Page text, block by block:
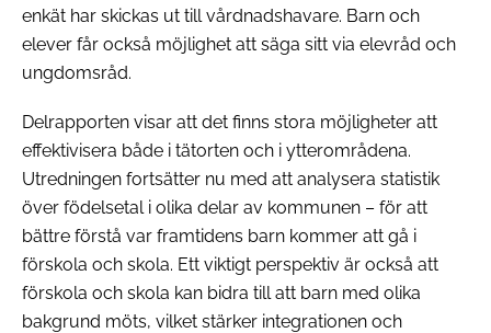
enkät har skickas ut till vårdnadshavare. Barn och
elever får också möjlighet att säga sitt via elevråd och
ungdomsråd.
Delrapporten visar att det finns stora möjligheter att
effektivisera både i tätorten och i ytterområdena.
Utredningen fortsätter nu med att analysera statistik
över födelsetal i olika delar av kommunen – för att
bättre förstå var framtidens barn kommer att gå i
förskola och skola. Ett viktigt perspektiv är också att
förskola och skola kan bidra till att barn med olika
bakgrund möts, vilket stärker integrationen och